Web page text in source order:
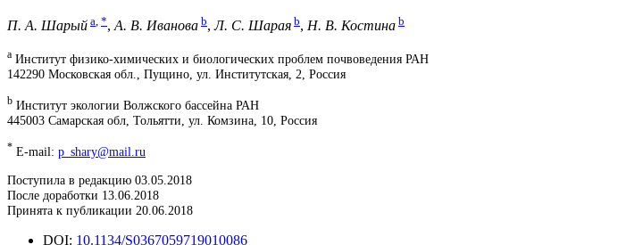
П. А. Шарый a *, А. В. Иванова b,Л. С. Шарая b, Н. В. Костина b
a Институт физико-химических и биологических проблем почвоведения РАН
142290 Московская обл., Пущино, ул. Институтская, 2, Россия
b Институт экологии Волжского бассейна РАН
445003 Самарская обл, Тольятти, ул. Комзина, 10, Россия
* E-mail: p_shary@mail.ru
Поступила в редакцию 03.05.2018
После доработки 13.06.2018
Принята к публикации 20.06.2018
DOI: 10.1134/S0367059719010086